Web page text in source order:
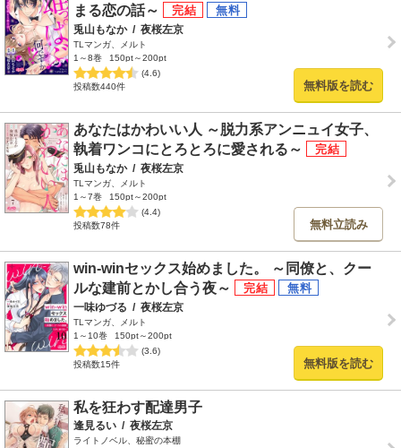
まる恋の話～
兎山もなか / 夜桜左京
TLマンガ、メルト
1～8巻
150pt～200pt
(4.6)
投稿数440件
無料版を読む
あなたはかわいい人 ～脱力系アンニュイ女子、
執着ワンコにとろとろに愛される～
兎山もなか / 夜桜左京
TLマンガ、メルト
1～7巻
150pt～200pt
(4.4)
投稿数78件
無料立読み
win-winセックス始めました。 ～同僚と、クー
ルな建前とかし合う夜～
一味ゆづる / 夜桜左京
TLマンガ、メルト
1～10巻
150pt～200pt
(3.6)
投稿数15件
無料版を読む
私を狂わす配達男子
逢見るい / 夜桜左京
ライトノベル、秘蜜の本棚